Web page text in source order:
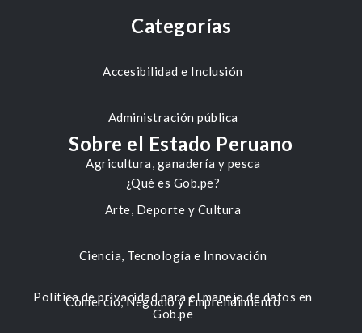
Categorías
Accesibilidad e Inclusión
Administración pública
Agricultura, ganadería y pesca
Arte, Deporte y Cultura
Ciencia, Tecnología e Innovación
Comercio, Negocio y Emprendimiento
Sobre el Estado Peruano
¿Qué es Gob.pe?
Política de privacidad para el manejo de datos en
Gob.pe